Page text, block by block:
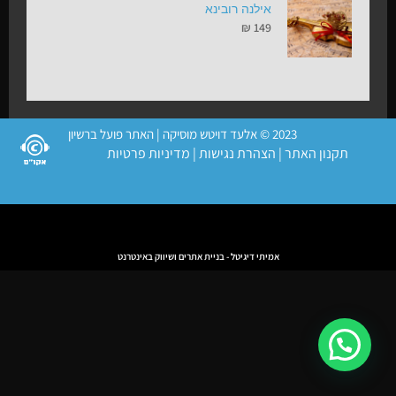
אילנה רובינא
₪ 149
2023 © אלעד דויטש מוסיקה | האתר פועל ברשיון
תקנון האתר| הצהרת נגישות| מדיניות פרטיות
אמיתי דיגיטל - בניית אתרים ושיווק באינטרנט